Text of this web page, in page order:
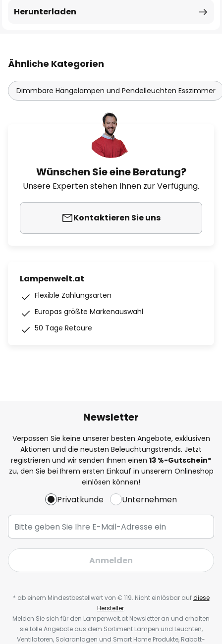
Herunterladen
Ähnliche Kategorien
Dimmbare Hängelampen und Pendelleuchten Esszimmer
Wünschen Sie eine Beratung?
Unsere Experten stehen Ihnen zur Verfügung.
Kontaktieren Sie uns
Lampenwelt.at
Flexible Zahlungsarten
Europas größte Markenauswahl
50 Tage Retoure
Newsletter
Verpassen Sie keine unserer besten Angebote, exklusiven
Aktionen und die neusten Beleuchtungstrends. Jetzt
registrieren und wir senden Ihnen einen 13 %-Gutschein*
zu, den Sie bei Ihrem ersten Einkauf in unserem Onlineshop
einlösen können!
Privatkunde Unternehmen
Anmelden
* ab einem Mindestbestellwert von € 119. Nicht einlösbar aufdiese
Hersteller.
Melden Sie sich für den Lampenwelt.at Newsletter an und erhalten
sie tolle Angebote aus dem Sortiment Lampen und Leuchten,
Ventilatoren, Solaranlagen und Smart Home Produkte, Rabatt-